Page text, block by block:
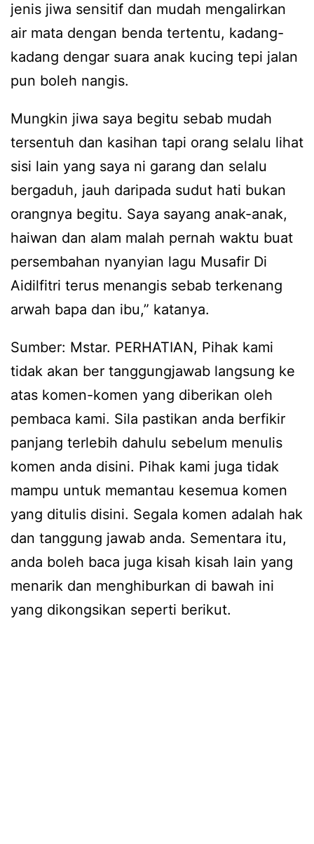
jenis jiwa sensitif dan mudah mengalirkan
air mata dengan benda tertentu, kadang-
kadang dengar suara anak kucing tepi jalan
pun boleh nangis.
Mungkin jiwa saya begitu sebab mudah
tersentuh dan kasihan tapi orang selalu lihat
sisi lain yang saya ni garang dan selalu
bergaduh, jauh daripada sudut hati bukan
orangnya begitu. Saya sayang anak-anak,
haiwan dan alam malah pernah waktu buat
persembahan nyanyian lagu Musafir Di
Aidilfitri terus menangis sebab terkenang
arwah bapa dan ibu,” katanya.
Sumber: Mstar. PERHATIAN, Pihak kami
tidak akan ber tanggungjawab langsung ke
atas komen-komen yang diberikan oleh
pembaca kami. Sila pastikan anda berfikir
panjang terlebih dahulu sebelum menulis
komen anda disini. Pihak kami juga tidak
mampu untuk memantau kesemua komen
yang ditulis disini. Segala komen adalah hak
dan tanggung jawab anda. Sementara itu,
anda boleh baca juga kisah kisah lain yang
menarik dan menghiburkan di bawah ini
yang dikongsikan seperti berikut.